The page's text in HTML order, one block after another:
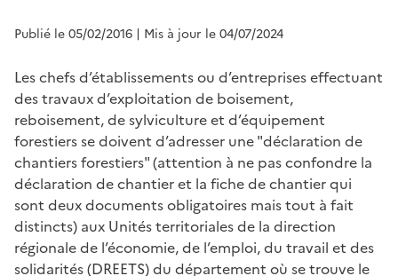
Publié le 05/02/2016 | Mis à jour le 04/07/2024
Les chefs d’établissements ou d’entreprises effectuant
des travaux d’exploitation de boisement,
reboisement, de sylviculture et d’équipement
forestiers se doivent d’adresser une "déclaration de
chantiers forestiers" (attention à ne pas confondre la
déclaration de chantier et la fiche de chantier qui
sont deux documents obligatoires mais tout à fait
distincts) aux Unités territoriales de la direction
régionale de l’économie, de l’emploi, du travail et des
solidarités (DREETS) du département où se trouve le